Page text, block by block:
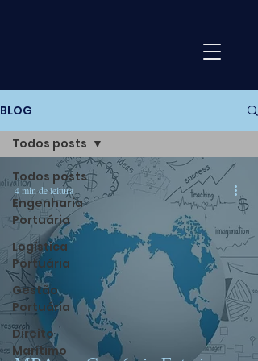
BLOG
Todos posts
Engenharia
Portuária
Logística
Portuária
Gestão
Portuária
Direito
Marítimo
Todos posts
4 min de leitura